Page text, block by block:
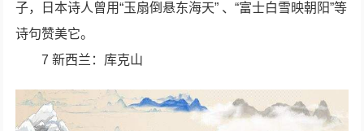
子，日本诗人曾用“玉扇倒悬东海天” 、“富士白雪映朝阳”等
诗句赞美它。
7 新西兰：库克山